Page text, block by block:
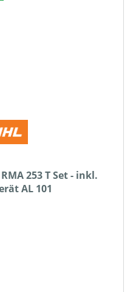
253 T Set - inkl.
AL 101